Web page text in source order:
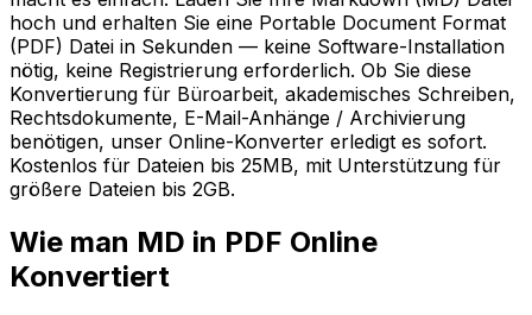
hoch und erhalten Sie eine Portable Document Format
(PDF) Datei in Sekunden — keine Software-Installation
nötig, keine Registrierung erforderlich. Ob Sie diese
Konvertierung für Büroarbeit, akademisches Schreiben,
Rechtsdokumente, E-Mail-Anhänge / Archivierung
benötigen, unser Online-Konverter erledigt es sofort.
Kostenlos für Dateien bis 25MB, mit Unterstützung für
größere Dateien bis 2GB.
Wie man MD in PDF Online
Konvertiert